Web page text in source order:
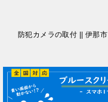
ナ
ビ
防犯カメラの取付 || 伊那市